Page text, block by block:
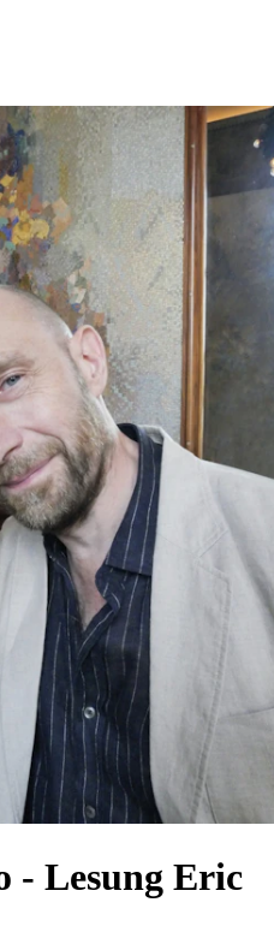
- Lesung Eric